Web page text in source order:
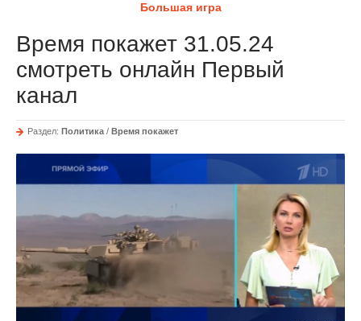
Большая игра
Время покажет 31.05.24
смотреть онлайн Первый
канал
Раздел: Политика / Время покажет